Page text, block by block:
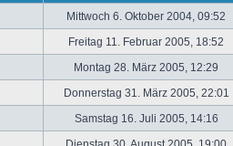
Mittwoch 6. Oktober 2004, 09:52
Freitag 11. Februar 2005, 18:52
Montag 28. März 2005, 12:29
Donnerstag 31. März 2005, 22:01
Samstag 16. Juli 2005, 14:16